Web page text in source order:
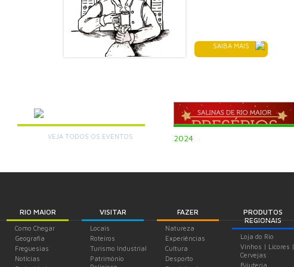
SAIBA MAIS
VEJA TODOS OS EVENTOS 2024
RIO MAIOR
Como Chegar
Geografia
Freguesias
Notícias
VISITAR
Locais
Roteiros
Turismo Industrial
Património
FAZER
Natureza
Experiências
Cultura
Desporto
PRODUTOS
REGIONAIS
Loja do Rio
Vinhos | Licores |
Cervejas
Bijuteria